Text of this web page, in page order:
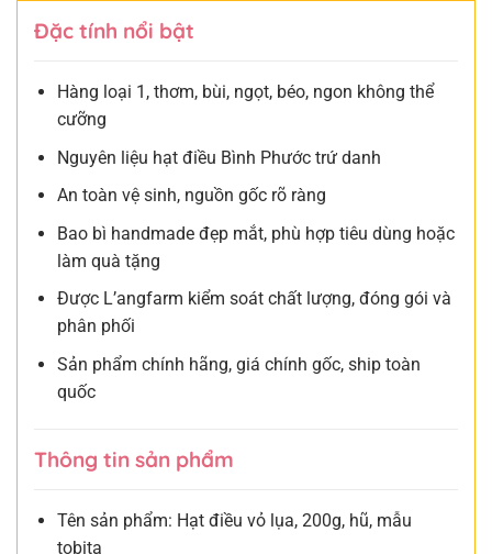
Đặc tính nổi bật
Hàng loại 1, thơm, bùi, ngọt, béo, ngon không thể
cưỡng
Nguyên liệu hạt điều Bình Phước trứ danh
An toàn vệ sinh, nguồn gốc rõ ràng
Bao bì handmade đẹp mắt, phù hợp tiêu dùng hoặc
làm quà tặng
Được L’angfarm kiểm soát chất lượng, đóng gói và
phân phối
Sản phẩm chính hãng, giá chính gốc, ship toàn
quốc
Thông tin sản phẩm
Tên sản phẩm: Hạt điều vỏ lụa, 200g, hũ, mẫu
tobita